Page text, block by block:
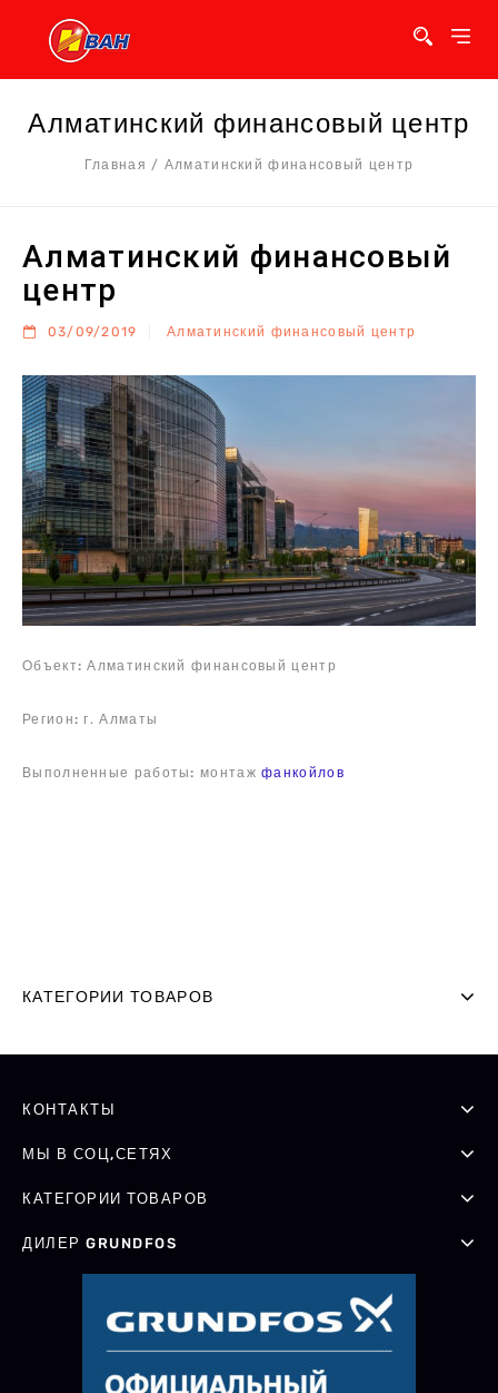
Алматинский финансовый центр
Главная / Алматинский финансовый центр
Алматинский финансовый
центр
03/09/2019 Алматинский финансовый центр
Объект: Алматинский финансовый центр
Регион: г. Алматы
Выполненные работы: монтажфанкойлов
КАТЕГОРИИ ТОВАРОВ
КОНТАКТЫ
МЫ В СОЦ,СЕТЯХ
КАТЕГОРИИ ТОВАРОВ
ДИЛЕР GRUNDFOS